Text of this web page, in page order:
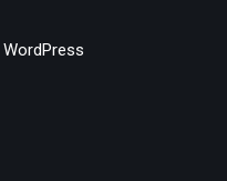
WordPress